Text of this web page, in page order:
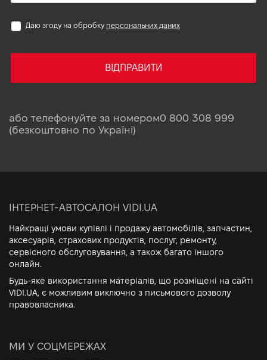
Даю згоду на обробку персональних даних
ВІДПРАВИТИ
або телефонуйте за номером0 800 308 999
(безкоштовно по Україні)
ІНТЕРНЕТ-АВТОСАЛОН VIDI.UA
Найкращі умови купівлі і продажу автомобілів, запчастин,
аксесуарів, страхових продуктів, послуг, ремонту,
сервісного обслуговування, а також багато іншого
онлайн.
Будь-яке використання матеріалів, що розміщені на сайті
VIDI.UA, є можливим виключно з письмового дозволу
правовласника.
МИ У СОЦМЕРЕЖАХ